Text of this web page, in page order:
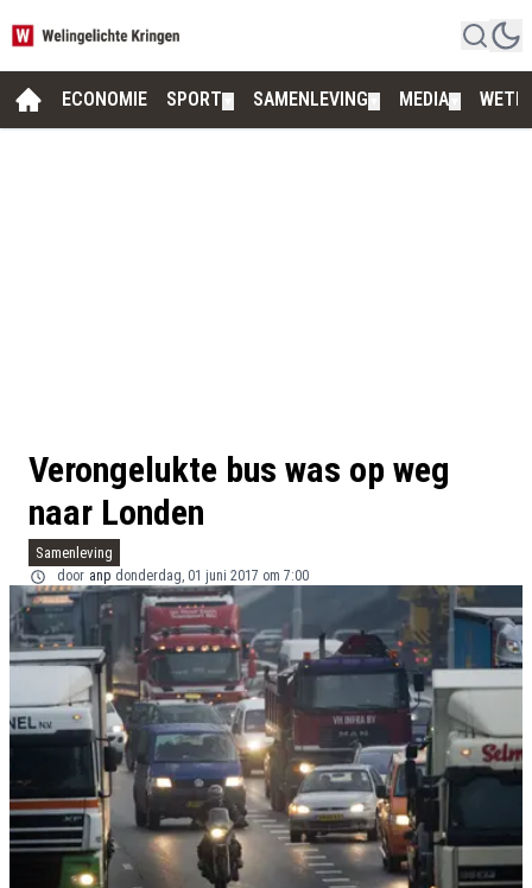
ECONOMIE SPORT SAMENLEVING MEDIA
Verongelukte bus was op weg
naar Londen
Samenleving
door anp donderdag, 01 juni 2017 om 7:00